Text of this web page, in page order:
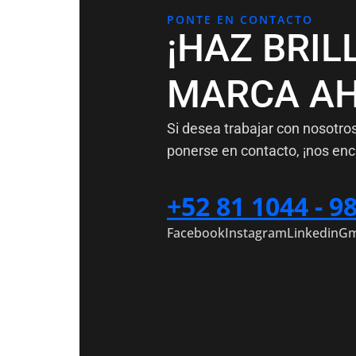
PONTE EN CONTACTO
¡HAZ
MARCA
Si desea trabajar con
ponerse en contacto, ¡nos
+52 81 1044 -
FacebookInstagramLinkedin